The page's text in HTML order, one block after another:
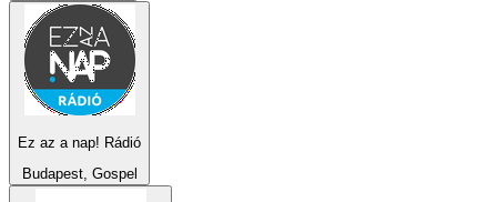
Ez az a nap! Rádió
Budapest, Gospel